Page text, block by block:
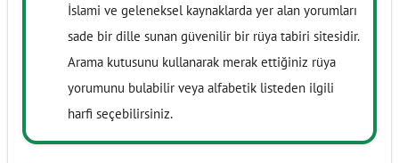
İslami ve geleneksel kaynaklarda yer alan yorumları
sade bir dille sunan güvenilir bir rüya tabiri sitesidir.
Arama kutusunu kullanarak merak ettiğiniz rüya
yorumunu bulabilir veya alfabetik listeden ilgili
harfi seçebilirsiniz.